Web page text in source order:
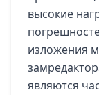
высокие
изложения
являются